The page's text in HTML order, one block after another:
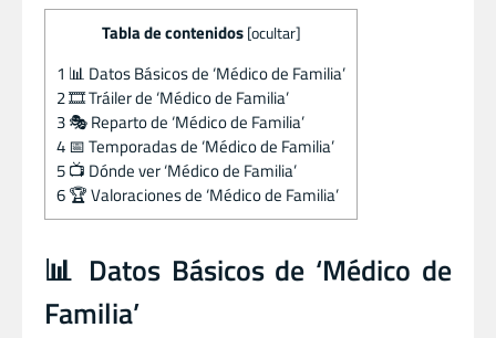
Tabla de contenidos [ocultar]
1 📊 Datos Básicos de ‘Médico de Familia’
2🎞️ Tráiler de ‘Médico de Familia’
3🎭 Reparto de ‘Médico de Familia’
4📅 Temporadas de ‘Médico de Familia’
5📺 Dónde ver ‘Médico de Familia’
6🏆 Valoraciones de ‘Médico de Familia’
📊 Datos Básicos de ‘Médico de
Familia’